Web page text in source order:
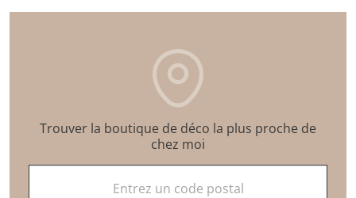
Trouver la boutique de déco la plus proche de
chez moi